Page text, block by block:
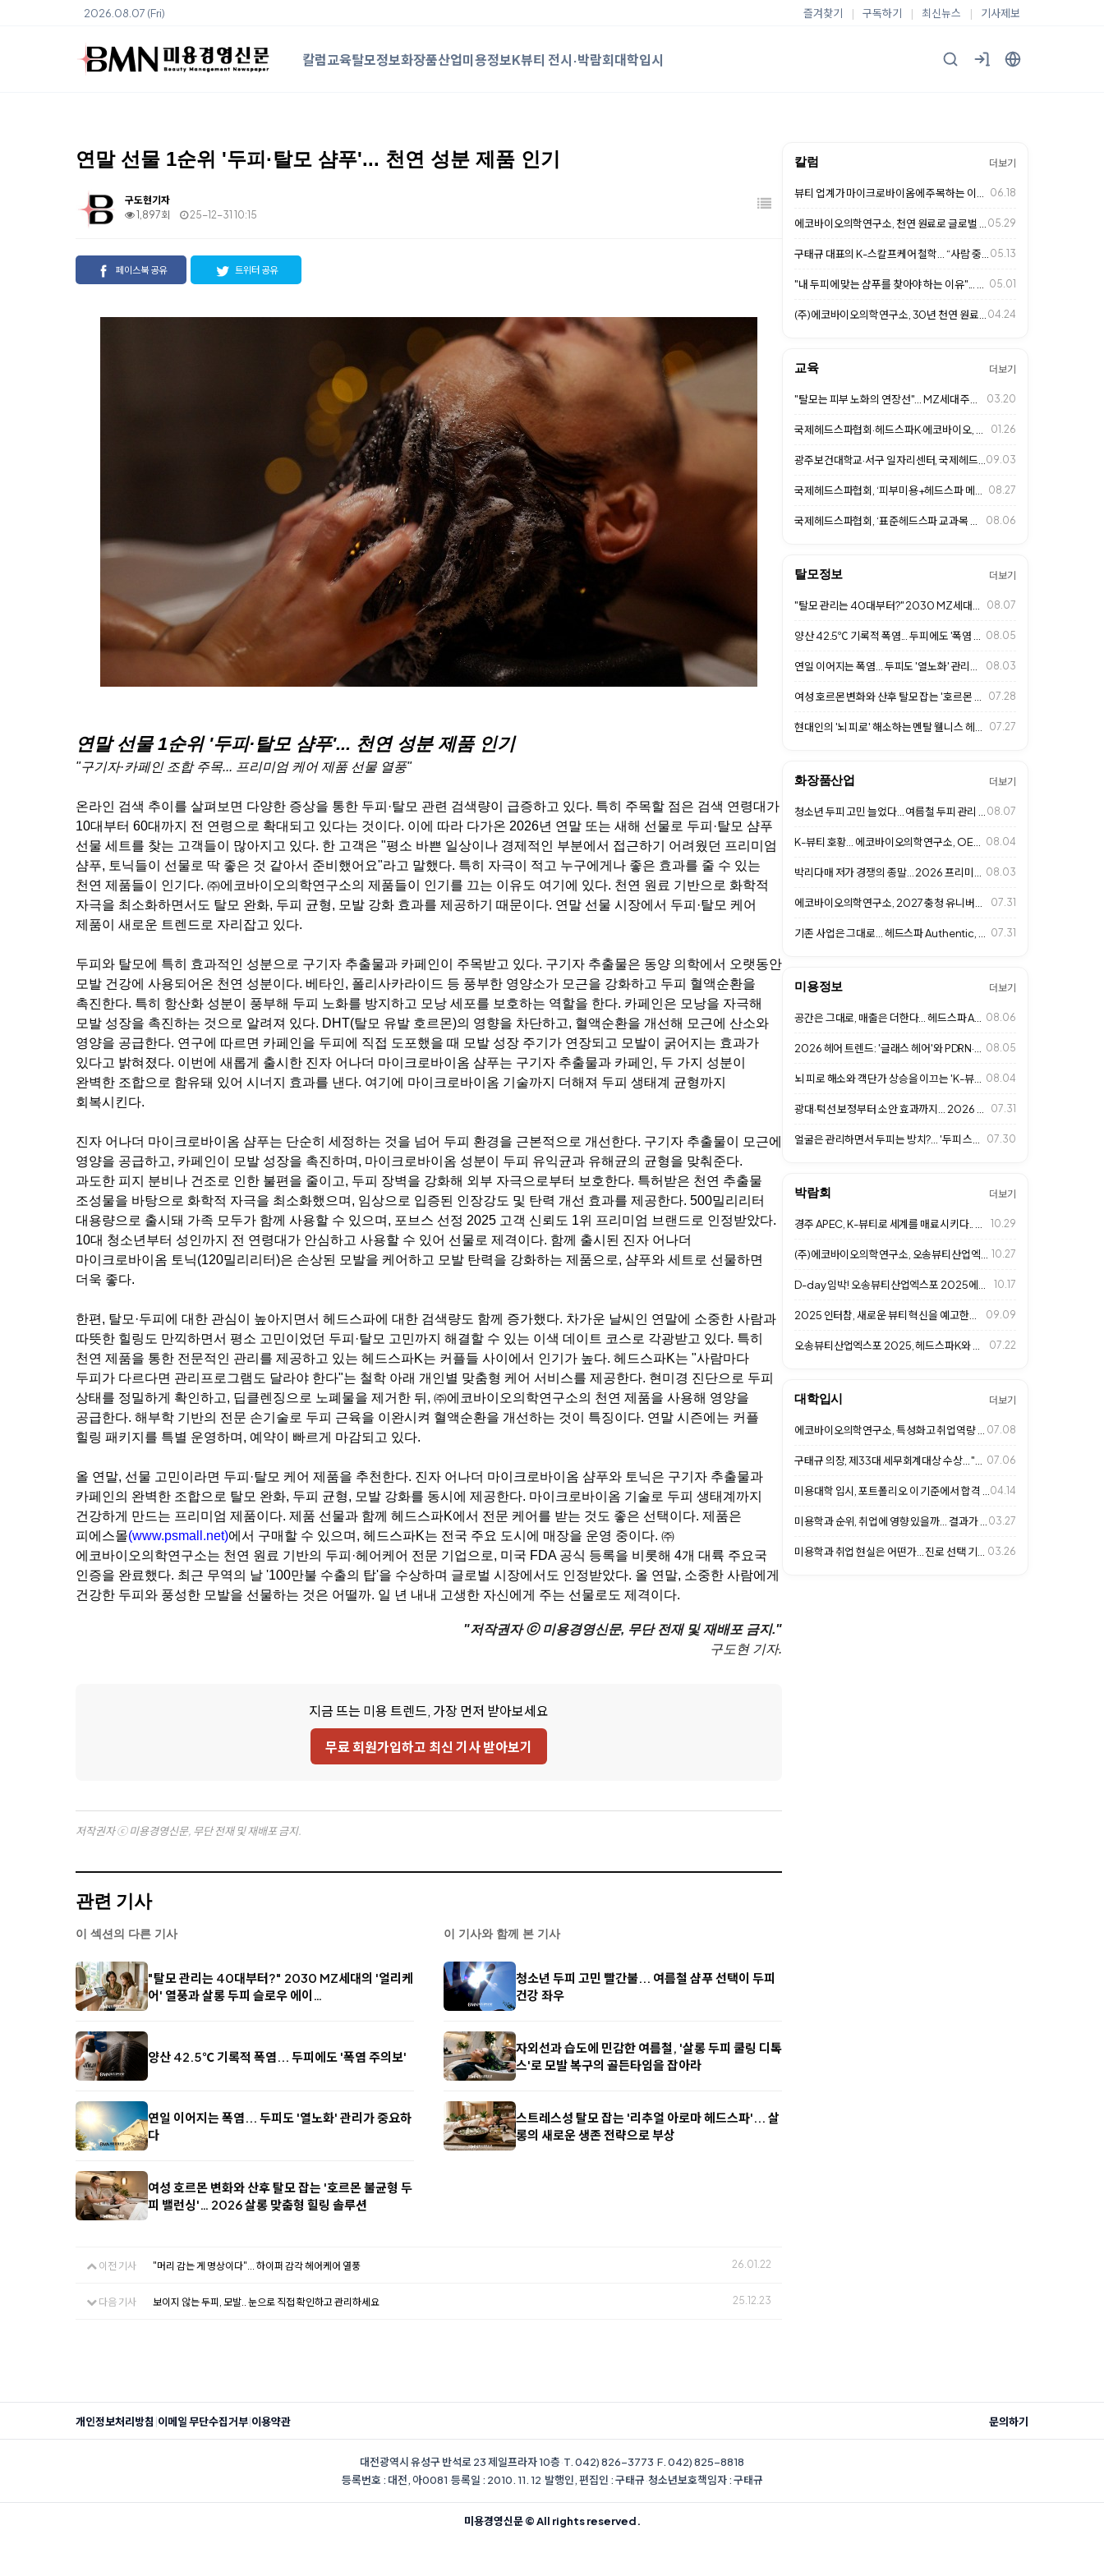
2026.08.07 (Fri) 즐겨찾기 | 구독하기 | 최신뉴스 | 기사제보
칼럼교육탈모정보화장품산업미용정보K뷰티 전시·박람회대학입시
연말 선물 1순위 '두피·탈모 샴푸'... 천연 성분 제품 인기
구도현기자
1,897회
25-12-31 10:15
페이스북 공유 트위터 공유
연말 선물 1순위 '두피·탈모 샴푸'... 천연 성분 제품 인기
"구기자·카페인 조합 주목... 프리미엄 케어 제품 선물 열풍"
온라인 검색 추이를 살펴보면 다양한 증상을 통한 두피·탈모 관련 검색량이 급증하고 있다. 특히 주목할 점은 검색 연령대가
10대부터 60대까지 전 연령으로 확대되고 있다는 것이다. 이에 따라 다가온 2026년 연말 또는 새해 선물로 두피·탈모 샴푸
선물 세트를 찾는 고객들이 많아지고 있다. 한 고객은 "평소 바쁜 일상이나 경제적인 부분에서 접근하기 어려웠던 프리미엄
샴푸, 토닉들이 선물로 딱 좋은 것 같아서 준비했어요"라고 말했다. 특히 자극이 적고 누구에게나 좋은 효과를 줄 수 있는
천연 제품들이 인기다. ㈜에코바이오의학연구소의 제품들이 인기를 끄는 이유도 여기에 있다. 천연 원료 기반으로 화학적
자극을 최소화하면서도 탈모 완화, 두피 균형, 모발 강화 효과를 제공하기 때문이다. 연말 선물 시장에서 두피·탈모 케어
제품이 새로운 트렌드로 자리잡고 있다.
두피와 탈모에 특히 효과적인 성분으로 구기자 추출물과 카페인이 주목받고 있다. 구기자 추출물은 동양 의학에서 오랫동안
모발 건강에 사용되어온 천연 성분이다. 베타인, 폴리사카라이드 등 풍부한 영양소가 모근을 강화하고 두피 혈액순환을
촉진한다. 특히 항산화 성분이 풍부해 두피 노화를 방지하고 모낭 세포를 보호하는 역할을 한다. 카페인은 모낭을 자극해
모발 성장을 촉진하는 것으로 알려져 있다. DHT(탈모 유발 호르몬)의 영향을 차단하고, 혈액순환을 개선해 모근에 산소와
영양을 공급한다. 연구에 따르면 카페인을 두피에 직접 도포했을 때 모발 성장 주기가 연장되고 모발이 굵어지는 효과가
있다고 밝혀졌다. 이번에 새롭게 출시한 진자 어나더 마이크로바이옴 샴푸는 구기자 추출물과 카페인, 두 가지 성분이
완벽한 조합으로 함유돼 있어 시너지 효과를 낸다. 여기에 마이크로바이옴 기술까지 더해져 두피 생태계 균형까지
회복시킨다.
진자 어나더 마이크로바이옴 샴푸는 단순히 세정하는 것을 넘어 두피 환경을 근본적으로 개선한다. 구기자 추출물이 모근에
영양을 공급하고, 카페인이 모발 성장을 촉진하며, 마이크로바이옴 성분이 두피 유익균과 유해균의 균형을 맞춰준다.
과도한 피지 분비나 건조로 인한 불편을 줄이고, 두피 장벽을 강화해 외부 자극으로부터 보호한다. 특허받은 천연 추출물
조성물을 바탕으로 화학적 자극을 최소화했으며, 임상으로 입증된 인장강도 및 탄력 개선 효과를 제공한다. 500밀리리터
대용량으로 출시돼 가족 모두가 함께 사용할 수 있으며, 포브스 선정 2025 고객 신뢰도 1위 프리미엄 브랜드로 인정받았다.
10대 청소년부터 성인까지 전 연령대가 안심하고 사용할 수 있어 선물로 제격이다. 함께 출시된 진자 어나더
마이크로바이옴 토닉(120밀리리터)은 손상된 모발을 케어하고 모발 탄력을 강화하는 제품으로, 샴푸와 세트로 선물하면
더욱 좋다.
한편, 탈모·두피에 대한 관심이 높아지면서 헤드스파에 대한 검색량도 함께 증가했다. 차가운 날씨인 연말에 소중한 사람과
따뜻한 힐링도 만끽하면서 평소 고민이었던 두피·탈모 고민까지 해결할 수 있는 이색 데이트 코스로 각광받고 있다. 특히
천연 제품을 통한 전문적인 관리를 제공하고 있는 헤드스파K는 커플들 사이에서 인기가 높다. 헤드스파K는 "사람마다
두피가 다르다면 관리프로그램도 달라야 한다"는 철학 아래 개인별 맞춤형 케어 서비스를 제공한다. 현미경 진단으로 두피
상태를 정밀하게 확인하고, 딥클렌징으로 노폐물을 제거한 뒤, ㈜에코바이오의학연구소의 천연 제품을 사용해 영양을
공급한다. 해부학 기반의 전문 손기술로 두피 근육을 이완시켜 혈액순환을 개선하는 것이 특징이다. 연말 시즌에는 커플
힐링 패키지를 특별 운영하며, 예약이 빠르게 마감되고 있다.
올 연말, 선물 고민이라면 두피·탈모 케어 제품을 추천한다. 진자 어나더 마이크로바이옴 샴푸와 토닉은 구기자 추출물과
카페인의 완벽한 조합으로 탈모 완화, 두피 균형, 모발 강화를 동시에 제공한다. 마이크로바이옴 기술로 두피 생태계까지
건강하게 만드는 프리미엄 제품이다. 제품 선물과 함께 헤드스파K에서 전문 케어를 받는 것도 좋은 선택이다. 제품은
피에스몰(www.psmall.net)에서 구매할 수 있으며, 헤드스파K는 전국 주요 도시에 매장을 운영 중이다. ㈜
에코바이오의학연구소는 천연 원료 기반의 두피·헤어케어 전문 기업으로, 미국 FDA 공식 등록을 비롯해 4개 대륙 주요국
인증을 완료했다. 최근 무역의 날 '100만불 수출의 탑'을 수상하며 글로벌 시장에서도 인정받았다. 올 연말, 소중한 사람에게
건강한 두피와 풍성한 모발을 선물하는 것은 어떨까. 일 년 내내 고생한 자신에게 주는 선물로도 제격이다.
"저작권자 ⓒ 미용경영신문, 무단 전재 및 재배포 금지."
구도현 기자.
지금 뜨는 미용 트렌드, 가장 먼저 받아보세요
무료 회원가입하고 최신 기사 받아보기
저작권자 ⓒ 미용경영신문, 무단 전재 및 재배포 금지.
관련 기사
이 섹션의 다른 기사
"탈모 관리는 40대부터?" 2030 MZ세대의 '얼리케
어' 열풍과 살롱 두피 슬로우 에이…
양산 42.5℃ 기록적 폭염... 두피에도 '폭염 주의보'
연일 이어지는 폭염... 두피도 '열노화' 관리가 중요하
다
여성 호르몬 변화와 산후 탈모 잡는 '호르몬 불균형 두
피 밸런싱'… 2026 살롱 맞춤형 힐링 솔루션
이 기사와 함께 본 기사
청소년 두피 고민 빨간불... 여름철 샴푸 선택이 두피
건강 좌우
자외선과 습도에 민감한 여름철, '살롱 두피 쿨링 디톡
스'로 모발 복구의 골든타임을 잡아라
스트레스성 탈모 잡는 '리추얼 아로마 헤드스파'... 살
롱의 새로운 생존 전략으로 부상
이전 기사 "머리 감는 게 명상이다"... 하이퍼 감각 헤어케어 열풍 26.01.22
다음 기사 보이지 않는 두피, 모발.. 눈으로 직접 확인하고 관리하세요 25.12.23
칼럼 더보기
06.18
05.29
05.13
05.01
04.24
교육 더보기
03.20
01.26
09.03
08.27
08.06
탈모정보 더보기
08.07
08.05
08.03
07.28
07.27
화장품산업 더보기
08.07
K-뷰티 호황... 에코바이오의학연구소, OEM·ODM 사업 확대 08.04
08.03
07.31
07.31
미용정보 더보기
08.06
08.05
뇌 피로 해소와 객단가 상승을 이끄는 'K-뷰티 헤드스파 & 웰니스 라운지' 성… 08.04
07.31
07.30
박람회 더보기
10.29
10.27
10.17
2025 인터참, 새로운 뷰티 혁신을 예고한다.. (주)에코바이오의학연구소 참가 09.09
07.22
대학입시 더보기
07.08
07.06
04.14
03.27
03.26
개인정보처리방침 |이메일 무단수집거부|이용약관 문의하기
대전광역시 유성구 반석로 23 제일프라자 10층·T. 042) 826-3773·F. 042) 825-8818
등록번호 : 대전, 아0081·등록일 : 2010. 11. 12·발행인, 편집인 : 구태규·청소년보호책임자 : 구태규
미용경영신문 © All rights reserved.